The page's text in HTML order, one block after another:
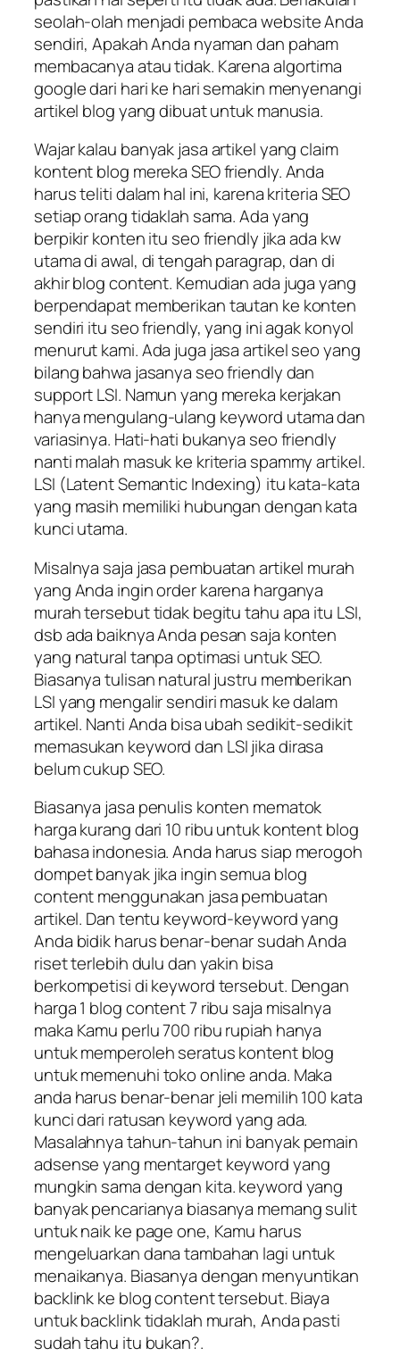
seolah-olah menjadi pembaca website Anda
sendiri, Apakah Anda nyaman dan paham
membacanya atau tidak. Karena algortima
google dari hari ke hari semakin menyenangi
artikel blog yang dibuat untuk manusia.
Wajar kalau banyak jasa artikel yang claim
kontent blog mereka SEO friendly. Anda
harus teliti dalam hal ini, karena kriteria SEO
setiap orang tidaklah sama. Ada yang
berpikir konten itu seo friendly jika ada kw
utama di awal, di tengah paragrap, dan di
akhir blog content. Kemudian ada juga yang
berpendapat memberikan tautan ke konten
sendiri itu seo friendly, yang ini agak konyol
menurut kami. Ada juga jasa artikel seo yang
bilang bahwa jasanya seo friendly dan
support LSI. Namun yang mereka kerjakan
hanya mengulang-ulang keyword utama dan
variasinya. Hati-hati bukanya seo friendly
nanti malah masuk ke kriteria spammy artikel.
LSI (Latent Semantic Indexing) itu kata-kata
yang masih memiliki hubungan dengan kata
kunci utama.
Misalnya saja jasa pembuatan artikel murah
yang Anda ingin order karena harganya
murah tersebut tidak begitu tahu apa itu LSI,
dsb ada baiknya Anda pesan saja konten
yang natural tanpa optimasi untuk SEO.
Biasanya tulisan natural justru memberikan
LSI yang mengalir sendiri masuk ke dalam
artikel. Nanti Anda bisa ubah sedikit-sedikit
memasukan keyword dan LSI jika dirasa
belum cukup SEO.
Biasanya jasa penulis konten mematok
harga kurang dari 10 ribu untuk kontent blog
bahasa indonesia. Anda harus siap merogoh
dompet banyak jika ingin semua blog
content menggunakan jasa pembuatan
artikel. Dan tentu keyword-keyword yang
Anda bidik harus benar-benar sudah Anda
riset terlebih dulu dan yakin bisa
berkompetisi di keyword tersebut. Dengan
harga 1 blog content 7 ribu saja misalnya
maka Kamu perlu 700 ribu rupiah hanya
untuk memperoleh seratus kontent blog
untuk memenuhi toko online anda. Maka
anda harus benar-benar jeli memilih 100 kata
kunci dari ratusan keyword yang ada.
Masalahnya tahun-tahun ini banyak pemain
adsense yang mentarget keyword yang
mungkin sama dengan kita. keyword yang
banyak pencarianya biasanya memang sulit
untuk naik ke page one, Kamu harus
mengeluarkan dana tambahan lagi untuk
menaikanya. Biasanya dengan menyuntikan
backlink ke blog content tersebut. Biaya
untuk backlink tidaklah murah, Anda pasti
sudah tahu itu bukan?.